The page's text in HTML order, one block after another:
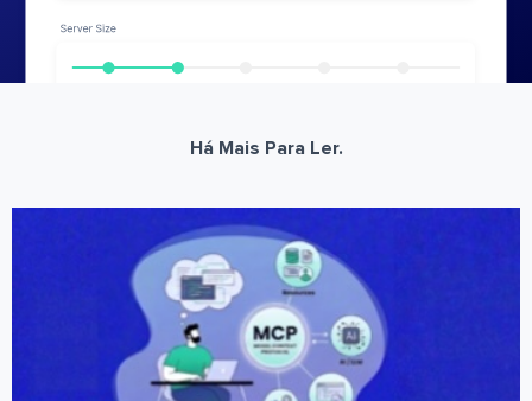
Há Mais Para Ler.